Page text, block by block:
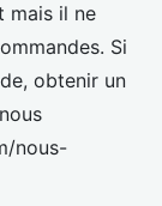
mais il ne
Si
obtenir un
nous-